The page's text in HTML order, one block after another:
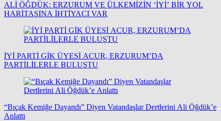
ALİ ÖĞDÜK: ERZURUM VE ÜLKEMİZİN ‘İYİ’ BİR YOL
HARİTASINA İHTİYACI VAR
İYİ PARTİ GİK ÜYESİ ACUR, ERZURUM’DA
PARTİLİLERLE BULUŞTU
“Bıçak Kemiğe Dayandı” Diyen Vatandaşlar Dertlerini Ali Öğdük’e
Anlattı